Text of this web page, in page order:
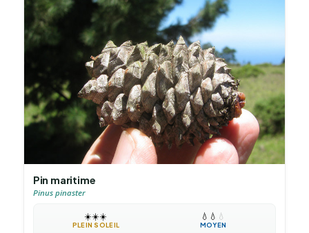
Pin maritime
Pinus pinaster
☀️☀️☀️
PLEIN SOLEIL
💧 💧 💧
MOYEN